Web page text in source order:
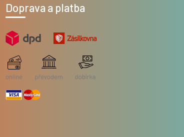
Doprava a platba